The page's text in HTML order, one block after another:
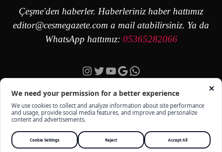
Çeşme'den haberler. Haberleriniz haber hattımız
editor@cesmegazete.com a mail atabilirsiniz. Ya da
WhatsApp hattımız: 05365282066
Instagram
Twitter
YouTube
Google
https://wa.me/
ÇEŞME GAZETE - TÜM HAKKI SAKLIDIR - KÜNYE